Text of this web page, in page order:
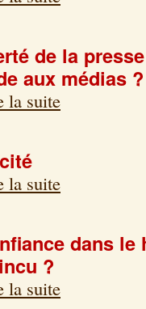
de la
aux médias ?
la suite
la suite
dans
?
la suite